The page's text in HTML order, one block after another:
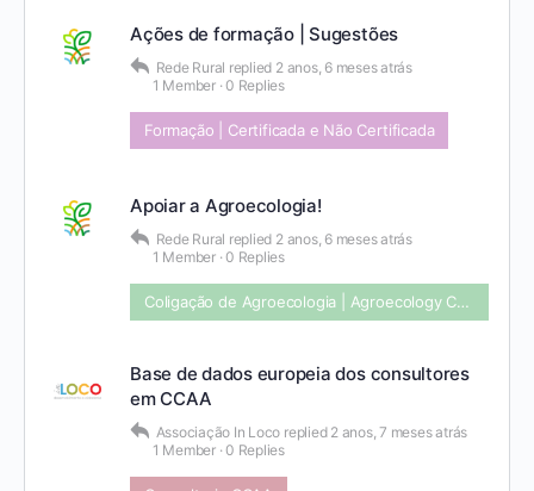
Ações de formação | Sugestões
Rede Rural replied 2 anos, 6 meses atrás
1 Member ·0 Replies
Formação | Certificada e Não Certificada
Apoiar a Agroecologia!
Rede Rural replied 2 anos, 6 meses atrás
1 Member ·0 Replies
Coligação de Agroecologia | Agroecology Coalition
Base de dados europeia dos consultores
em CCAA
Associação In Loco replied 2 anos, 7 meses atrás
1 Member ·0 Replies